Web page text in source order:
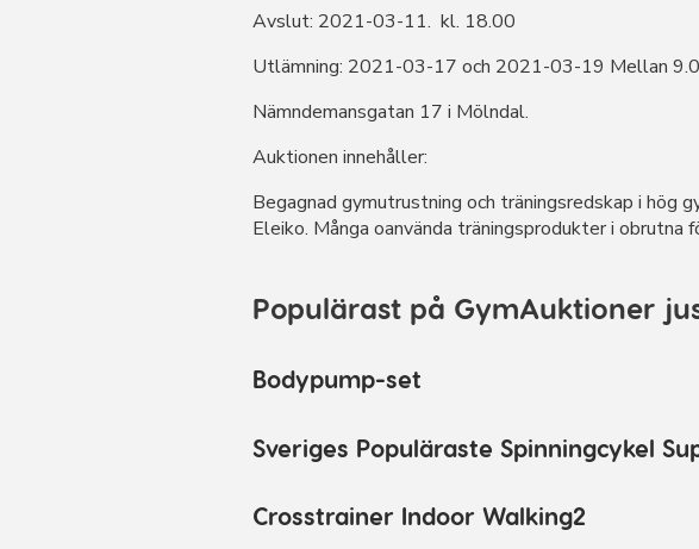
Avslut: 2021-03-11. kl. 18.00
Utlämning: 2021-03-17 och 2021-03-19 Mellan
Nämndemansgatan 17 i Mölndal.
Auktionen innehåller:
Begagnad gymutrustning och träningsredskap i hög
Eleiko. Många oanvända träningsprodukter i obrutna
Populärast på GymAuktioner
Bodypump-set
Sveriges Populäraste Spinningcykel
Crosstrainer Indoor Walking2